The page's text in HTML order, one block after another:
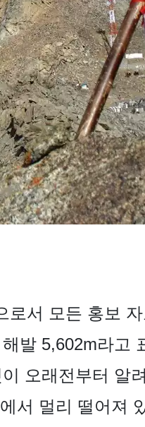
서 모든 홍보
발 5,602m라고
오래전부터 알
서 멀리 떨어져